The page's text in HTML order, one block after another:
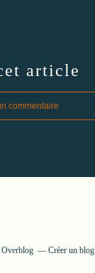
article
commentaire
Créer un